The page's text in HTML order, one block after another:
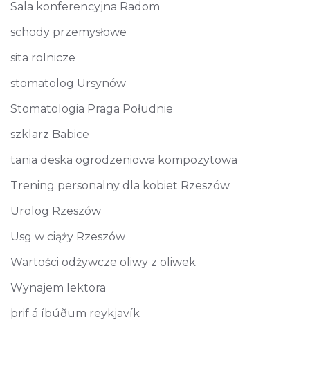
Sala konferencyjna Radom
schody przemysłowe
sita rolnicze
stomatolog Ursynów
Stomatologia Praga Południe
szklarz Babice
tania deska ogrodzeniowa kompozytowa
Trening personalny dla kobiet Rzeszów
Urolog Rzeszów
Usg w ciąży Rzeszów
Wartości odżywcze oliwy z oliwek
Wynajem lektora
þrif á íbúðum reykjavík